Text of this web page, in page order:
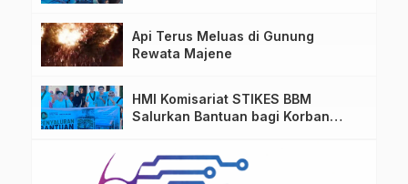
Api Terus Meluas di Gunung
Rewata Majene
HMI Komisariat STIKES BBM
Salurkan Bantuan bagi Korban